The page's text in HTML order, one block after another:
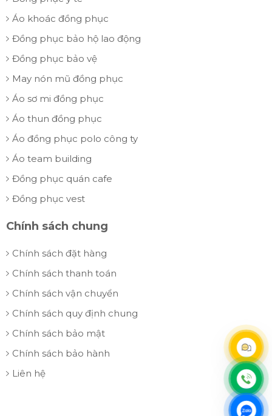
Áo khoác đồng phục
Đồng phục bảo hộ lao động
Đồng phục bảo vệ
May nón mũ đồng phục
Áo sơ mi đồng phục
Áo thun đồng phục
Áo đồng phục polo công ty
Áo team building
Đồng phục quán cafe
Đồng phục vest
Chính sách chung
Chính sách đặt hàng
Chính sách thanh toán
Chính sách vận chuyển
Chính sách quy định chung
Chính sách bảo mật
Chính sách bảo hành
Liên hệ